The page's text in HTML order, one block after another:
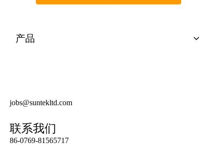
产品
jobs@suntekltd.com
联系我们
86-0769-81565717